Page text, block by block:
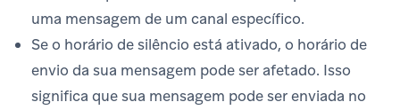
uma mensagem de um canal específico.
Se o horário de silêncio está ativado, o horário de
envio da sua mensagem pode ser afetado. Isso
significa que sua mensagem pode ser enviada no